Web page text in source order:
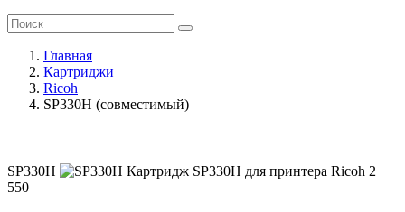
Главная
Картриджи
Ricoh
SP330H (совместимый)
SP330H Картридж SP330H для принтера Ricoh 2
550